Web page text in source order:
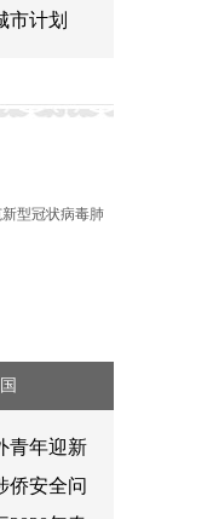
市计划
青年迎新
侨安全问